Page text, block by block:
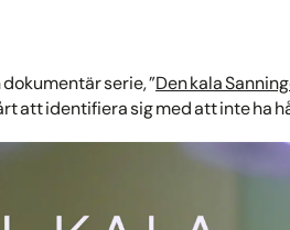
serie, ”Den kala
att identifiera sig med att inte ha